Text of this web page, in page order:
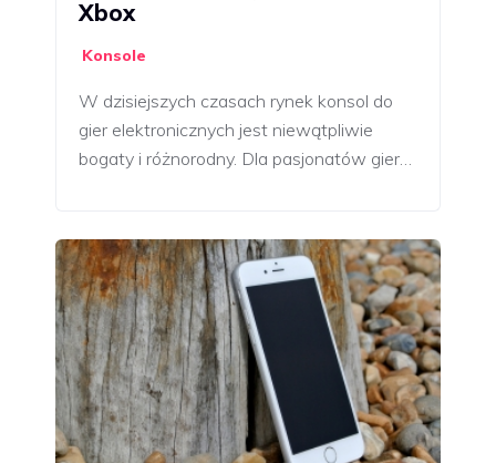
Xbox
Konsole
W dzisiejszych czasach rynek konsol do
gier elektronicznych jest niewątpliwie
bogaty i różnorodny. Dla pasjonatów gier…